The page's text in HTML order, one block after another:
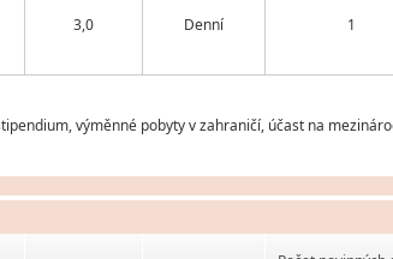
3,0 Denní 1
výměnné pobyty v zahraničí, účast na